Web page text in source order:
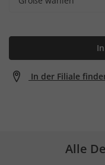
In der Filiale
Alle